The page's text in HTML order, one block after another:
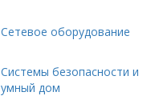
Сетевое оборудование
Системы безопасности и
умный дом